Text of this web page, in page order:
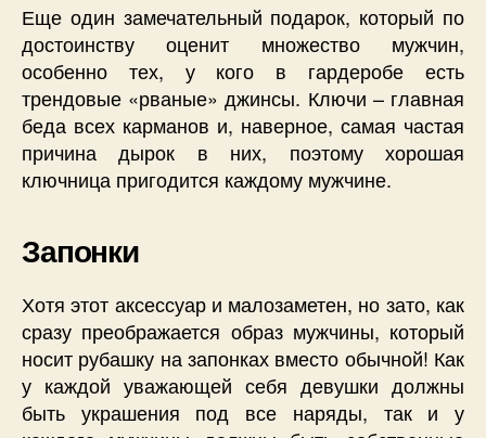
Еще один замечательный подарок, который по
достоинству оценит множество мужчин,
особенно тех, у кого в гардеробе есть
трендовые «рваные» джинсы. Ключи – главная
беда всех карманов и, наверное, самая частая
причина дырок в них, поэтому хорошая
ключница пригодится каждому мужчине.
Запонки
Хотя этот аксессуар и малозаметен, но зато, как
сразу преображается образ мужчины, который
носит рубашку на запонках вместо обычной! Как
у каждой уважающей себя девушки должны
быть украшения под все наряды, так и у